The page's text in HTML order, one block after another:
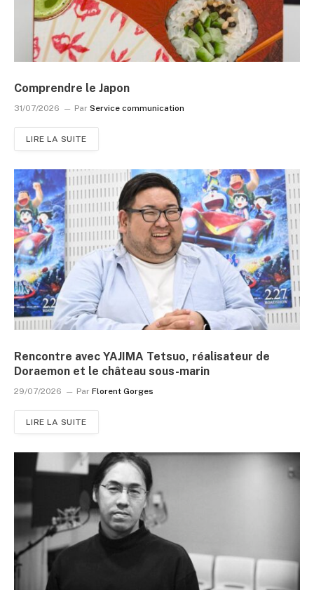
Comprendre le Japon
31/07/2026 Par Service communication
LIRE LA SUITE
Rencontre avec YAJIMA Tetsuo, réalisateur de
Doraemon et le château sous-marin
29/07/2026 Par Florent Gorges
LIRE LA SUITE